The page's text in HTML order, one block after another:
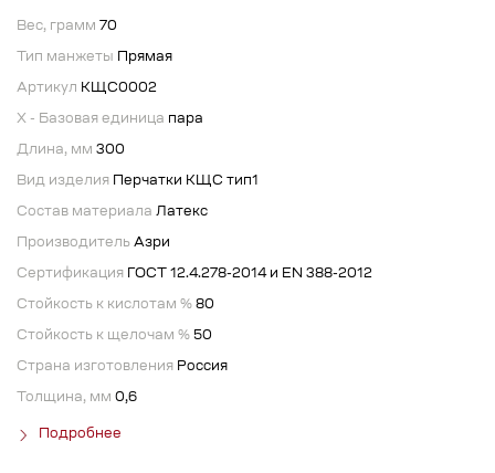
Вес, грамм 70
Тип манжеты Прямая
Артикул КЩС0002
X - Базовая единица пара
Длина, мм 300
Вид изделия Перчатки КЩС тип1
Состав материала Латекс
Производитель Азри
Сертификация ГОСТ 12.4.278-2014 и ЕN 388-2012
Стойкость к кислотам % 80
Стойкость к щелочам % 50
Страна изготовления Россия
Толщина, мм 0,6
Подробнее